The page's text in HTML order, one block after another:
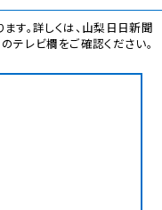
。詳しくは、山梨日日新聞
のテレビ欄をご確認ください。